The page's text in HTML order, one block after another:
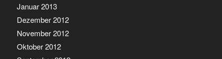
Januar 2013
Dezember 2012
November 2012
Oktober 2012